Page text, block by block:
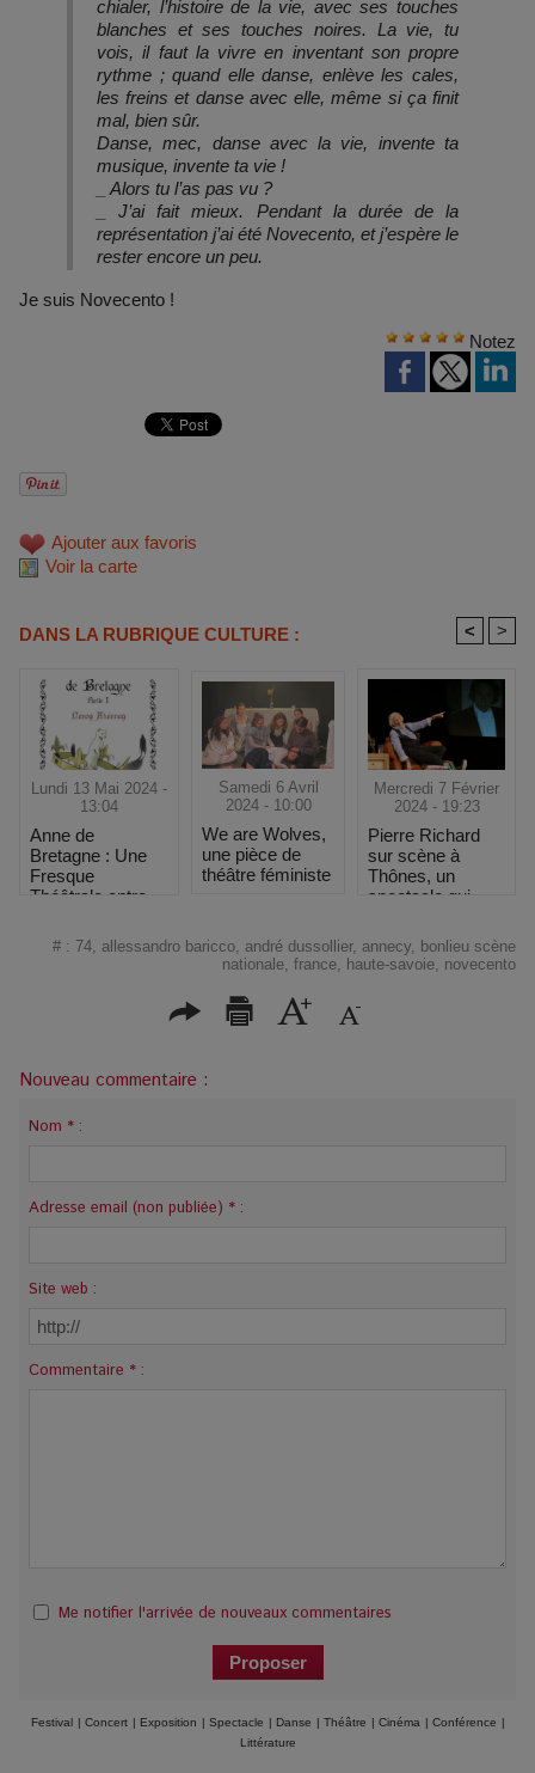
chialer, l’histoire de la vie, avec ses touches
blanches et ses touches noires. La vie, tu
vois, il faut la vivre en inventant son propre
rythme ; quand elle danse, enlève les cales,
les freins et danse avec elle, même si ça finit
mal, bien sûr.
Danse, mec, danse avec la vie, invente ta
musique, invente ta vie !
_ Alors tu l’as pas vu ?
_ J’ai fait mieux. Pendant la durée de la
représentation j’ai été Novecento, et j’espère le
rester encore un peu.
Je suis Novecento !
Notez
Ajouter aux favoris
Voir la carte
DANS LA RUBRIQUE CULTURE : < >
Lundi 13 Mai 2024 -
13:04
Anne de
Bretagne : Une
Fresque
Théâtrale entre
Tragédie
Samedi 6 Avril
2024 - 10:00
We are Wolves,
une pièce de
théâtre féministe
Mercredi 7 Février
2024 - 19:23
Pierre Richard
sur scène à
Thônes, un
spectacle qui
# : 74 allessandro baricco andré dussollier, annecy
bonlieu scène
nationale france haute-savoie novecento
Nouveau commentaire :
Nom * :
Adresse email (non publiée) * :
Site web :
Commentaire * :
Me notifier l'arrivée de nouveaux commentaires
Festival | Concert | Exposition | Spectacle | Danse | Théâtre | Cinéma | Conférence |
Littérature